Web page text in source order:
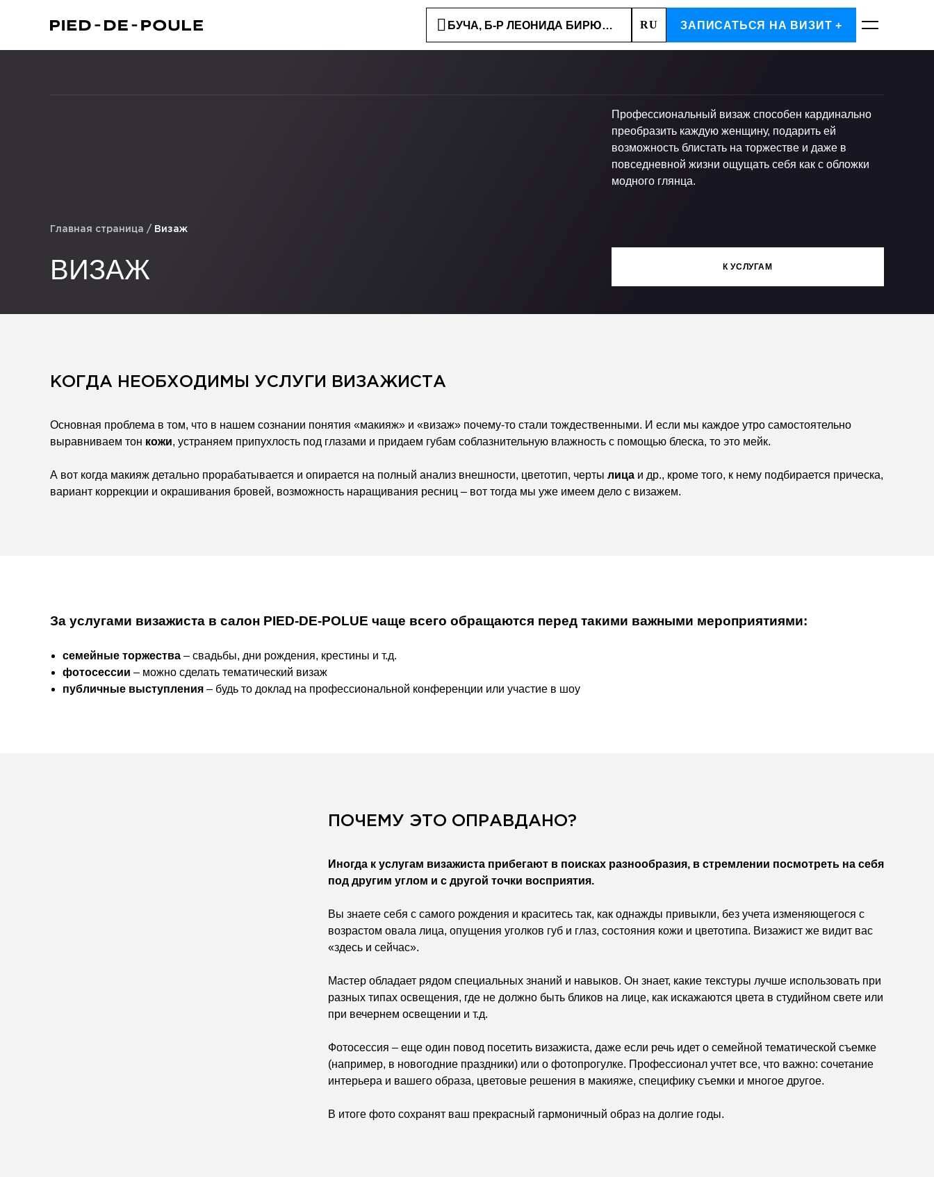
БУЧА, Б-Р ЛЕОНИДА БИРЮКОВА, 2RU ЗАПИСАТЬСЯ НА ВИЗИТ +
Главная страница / Визаж
ВИЗАЖ
Профессиональный визаж способен кардинально
преобразить каждую женщину, подарить ей
возможность блистать на торжестве и даже в
повседневной жизни ощущать себя как с обложки
модного глянца.
К УСЛУГАМ
КОГДА НЕОБХОДИМЫ УСЛУГИ ВИЗАЖИСТА
Основная проблема в том, что в нашем сознании понятия «макияж» и «визаж» почему-то стали тождественными. И если мы каждое утро самостоятельно
выравниваем тон кожи, устраняем припухлость под глазами и придаем губам соблазнительную влажность с помощью блеска, то это мейк.
А вот когда макияж детально прорабатывается и опирается на полный анализ внешности, цветотип, черты лица и др., кроме того, к нему подбирается прическа,
вариант коррекции и окрашивания бровей, возможность наращивания ресниц – вот тогда мы уже имеем дело с визажем.
За услугами визажиста в салон PIED-DE-POLUE чаще всего обращаются перед такими важными мероприятиями:
семейные торжества – свадьбы, дни рождения, крестины и т.д.
фотосессии – можно сделать тематический визаж
публичные выступления – будь то доклад на профессиональной конференции или участие в шоу
ПОЧЕМУ ЭТО ОПРАВДАНО?
Иногда к услугам визажиста прибегают в поисках разнообразия, в стремлении посмотреть на себя
под другим углом и с другой точки восприятия.
Вы знаете себя с самого рождения и краситесь так, как однажды привыкли, без учета изменяющегося с
возрастом овала лица, опущения уголков губ и глаз, состояния кожи и цветотипа. Визажист же видит вас
«здесь и сейчас».
Мастер обладает рядом специальных знаний и навыков. Он знает, какие текстуры лучше использовать при
разных типах освещения, где не должно быть бликов на лице, как искажаются цвета в студийном свете или
при вечернем освещении и т.д.
Фотосессия – еще один повод посетить визажиста, даже если речь идет о семейной тематической съемке
(например, в новогодние праздники) или о фотопрогулке. Профессионал учтет все, что важно: сочетание
интерьера и вашего образа, цветовые решения в макияже, специфику съемки и многое другое.
В итоге фото сохранят ваш прекрасный гармоничный образ на долгие годы.